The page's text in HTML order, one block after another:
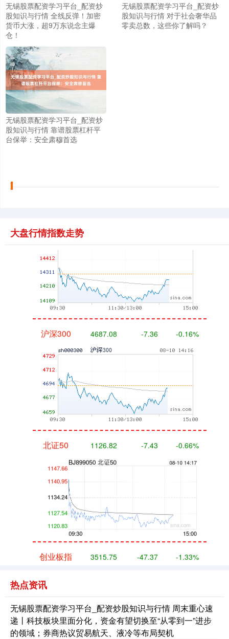
无锡股票配资学习平台_配资炒
股知识与行情 全线反弹！加密
货币大涨，超9万东说念主爆
仓！
无锡股票配资学习平台_配资炒
股知识与行情 对于社会奢华品
零卖总数，这些你了解吗？
无锡股票配资学习平台_配资炒
股知识与行情 靠谱股票杠杆平
台保举：安全肃穆首选
大盘行情指数走势
上证综指
沪深300
北证50
创业板指
热点资讯
无锡股票配资学习平台_配资炒股知识与行情 周末重心速
递丨科技板块里面分化，资金有望切换至“从零到一”进步
的领域；券商热议贸易航天、液冷等布局契机